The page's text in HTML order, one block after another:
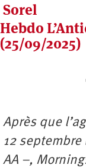
Sorel
Hebdo
(25/09/2025)
Après que
12 septembre
AA –,